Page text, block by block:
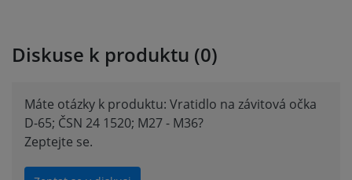
Diskuse k produktu (0)
Máte otázky k produktu: Vratidlo na závitová očka
D-65; ČSN 24 1520; M27 - M36?
Zeptejte se.